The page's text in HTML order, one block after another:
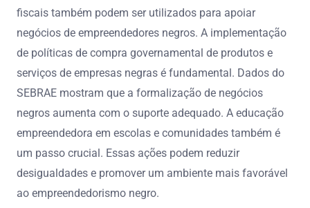
fiscais também podem ser utilizados para apoiar
negócios de empreendedores negros. A implementação
de políticas de compra governamental de produtos e
serviços de empresas negras é fundamental. Dados do
SEBRAE mostram que a formalização de negócios
negros aumenta com o suporte adequado. A educação
empreendedora em escolas e comunidades também é
um passo crucial. Essas ações podem reduzir
desigualdades e promover um ambiente mais favorável
ao empreendedorismo negro.